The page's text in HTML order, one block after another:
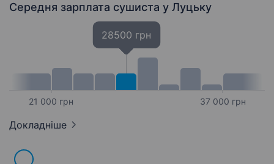
Середня зарплата сушиста у Луцьку
21 000 грн
28500 грн
37 000 грн
Докладніше